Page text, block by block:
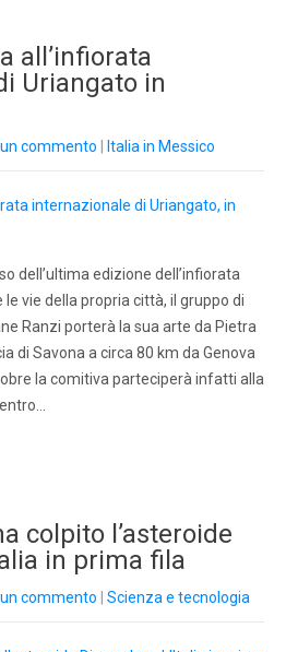
all’infiorata
Uriangato in
commento Italia in Messico
dell’ultima edizione dell’infiorata
vie della propria città, il gruppo di
Ranzi porterà la sua arte da Pietra
di Savona a circa 80 km da Genova
la comitiva parteciperà infatti alla
colpito l’asteroide
in prima fila
commento Scienza e tecnologia